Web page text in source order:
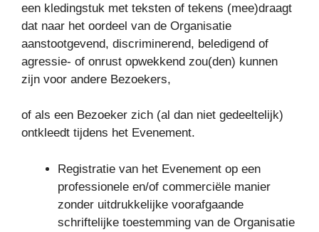
een kledingstuk met teksten of tekens (mee)draagt
dat naar het oordeel van de Organisatie
aanstootgevend, discriminerend, beledigend of
agressie- of onrust opwekkend zou(den) kunnen
zijn voor andere Bezoekers,
of als een Bezoeker zich (al dan niet gedeeltelijk)
ontkleedt tijdens het Evenement.
Registratie van het Evenement op een
professionele en/of commerciële manier
zonder uitdrukkelijke voorafgaande
schriftelijke toestemming van de Organisatie